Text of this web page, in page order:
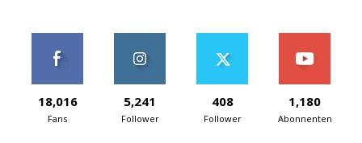
18,016
Fans
5,241
Follower
408
Follower
1,180
Abonnenten